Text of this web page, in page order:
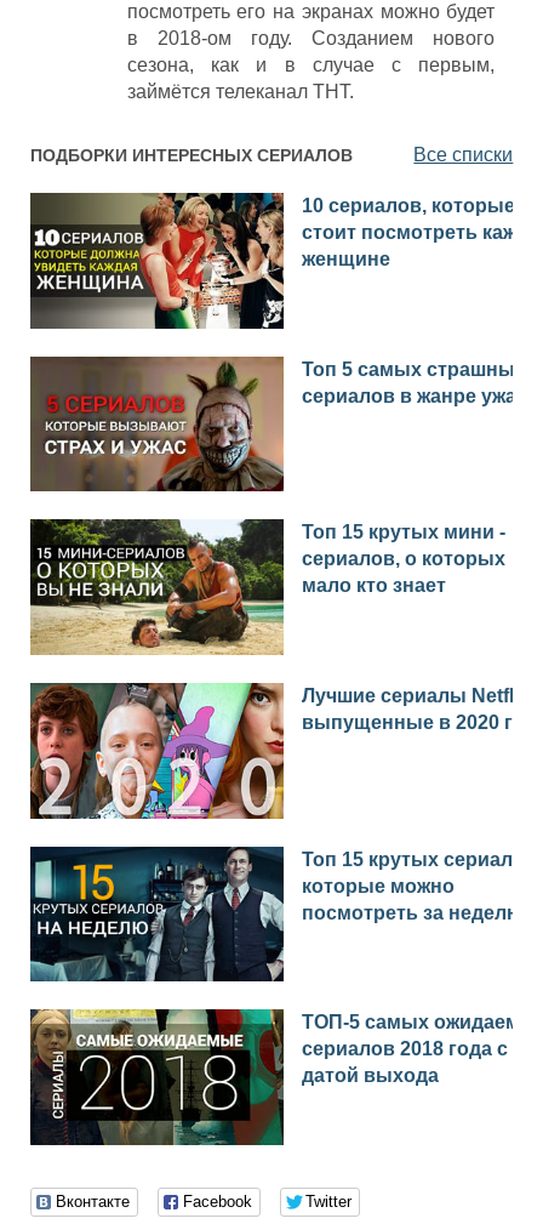
посмотреть его на экранах можно будет
в 2018-ом году. Созданием нового
сезона, как и в случае с первым,
займётся телеканал ТНТ.
ПОДБОРКИ ИНТЕРЕСНЫХ СЕРИАЛОВ Все списки
10 сериалов, которые
стоит посмотреть
женщине
Топ 5 самых страшных
сериалов в жанре ужасы
Топ 15 крутых мини -
сериалов, о которых
мало кто знает
Лучшие сериалы Netflix
выпущенные в 2020
Топ 15 крутых сериалов,
которые можно
посмотреть за неделю
ТОП-5 самых
сериалов 2018 года с
датой выхода
Вконтакте Facebook Twitter